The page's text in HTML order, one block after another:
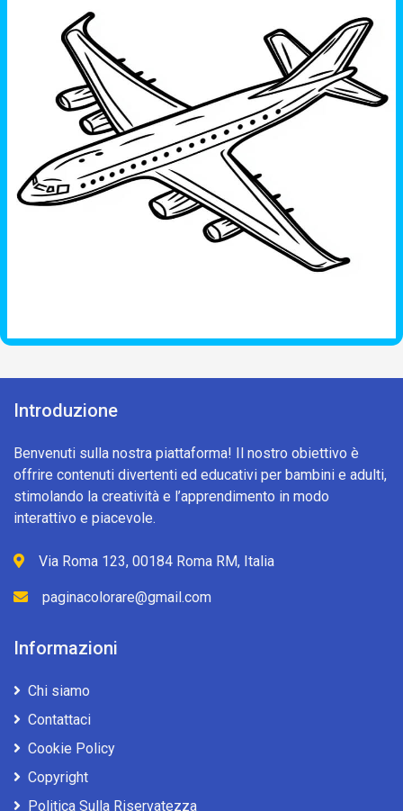
Introduzione
Benvenuti sulla nostra piattaforma! Il nostro obiettivo è
offrire contenuti divertenti ed educativi per bambini e adulti,
stimolando la creatività e l’apprendimento in modo
interattivo e piacevole.
Via Roma 123, 00184 Roma RM, Italia
paginacolorare@gmail.com
Informazioni
Chi siamo
Contattaci
Cookie Policy
Copyright
Politica Sulla Riservatezza